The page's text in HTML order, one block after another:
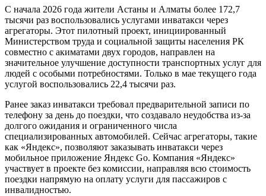
С начала 2026 года жители Астаны и Алматы более 172,7
тысячи раз воспользовались услугами инватакси через
агрегаторы. Этот пилотный проект, инициированный
Министерством труда и социальной защиты населения РК
совместно с акиматами двух городов, направлен на
значительное улучшение доступности транспортных услуг для
людей с особыми потребностями. Только в мае текущего года
услугой воспользовались 22,4 тысячи раз.
Ранее заказ инватакси требовал предварительной записи по
телефону за день до поездки, что создавало неудобства из-за
долгого ожидания и ограниченного числа
специализированных автомобилей. Сейчас агрегаторы, такие
как «Яндекс», позволяют заказывать инватакси через
мобильное приложение Яндекс Go. Компания «Яндекс»
участвует в проекте без комиссии, направляя всю стоимость
поездки напрямую на оплату услуги для пассажиров с
инвалидностью.